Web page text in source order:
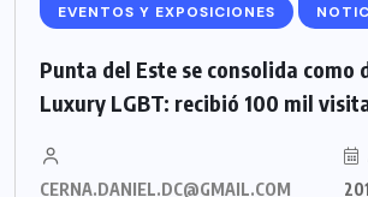
EVENTOS Y EXPOSICIONES
Punta del Este se consolida como
Luxury LGBT: recibió 100 mil
CERNA.DANIEL.DC@GMAIL.COM